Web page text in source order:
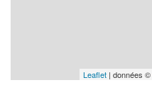
Leaflet | données ©